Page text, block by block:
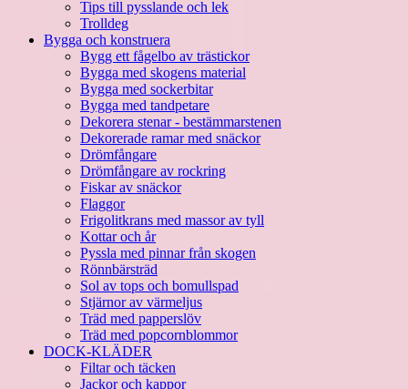
Tips till pysslande och lek
Trolldeg
Bygga och konstruera
Bygg ett fågelbo av trästickor
Bygga med skogens material
Bygga med sockerbitar
Bygga med tandpetare
Dekorera stenar - bestämmarstenen
Dekorerade ramar med snäckor
Drömfångare
Drömfångare av rockring
Fiskar av snäckor
Flaggor
Frigolitkrans med massor av tyll
Kottar och år
Pyssla med pinnar från skogen
Rönnbärsträd
Sol av tops och bomullspad
Stjärnor av värmeljus
Träd med papperslöv
Träd med popcornblommor
DOCK-KLÄDER
Filtar och täcken
Jackor och kappor